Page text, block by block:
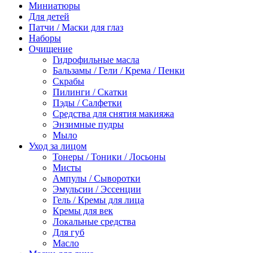
Миниатюры
Для детей
Патчи / Маски для глаз
Наборы
Очищение
Гидрофильные масла
Бальзамы / Гели / Крема / Пенки
Скрабы
Пилинги / Скатки
Пэды / Салфетки
Средства для снятия макияжа
Энзимные пудры
Мыло
Уход за лицом
Тонеры / Тоники / Лосьоны
Мисты
Ампулы / Сыворотки
Эмульсии / Эссенции
Гель / Кремы для лица
Кремы для век
Локальные средства
Для губ
Масло